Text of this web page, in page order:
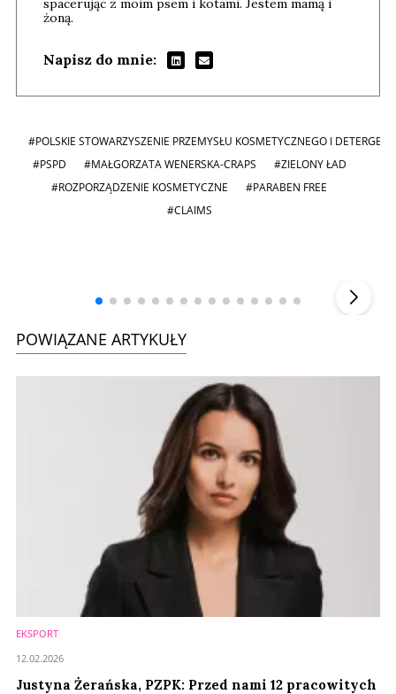
spacerując z moim psem i kotami. Jestem mamą i
żoną.
Napisz do mnie:
#POLSKIE STOWARZYSZENIE PRZEMYSŁU KOSMETYCZNEGO I
#PSPD
#MAŁGORZATA WENERSKA-CRAPS
#ZIELONY ŁAD
#ROZPORZĄDZENIE KOSMETYCZNE
#PARABEN FREE
#CLAIMS
POWIĄZANE ARTYKUŁY
EKSPORT
Justyna Żerańska, PZPK: Przed nami 12 pracowitych
12.02.2026